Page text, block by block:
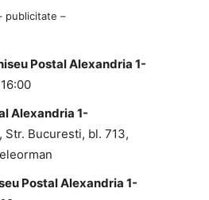
publicitate –
Postal Alexandria 1-
Alexandria 1-
Str. Bucuresti, bl. 713,
Postal Alexandria 1-